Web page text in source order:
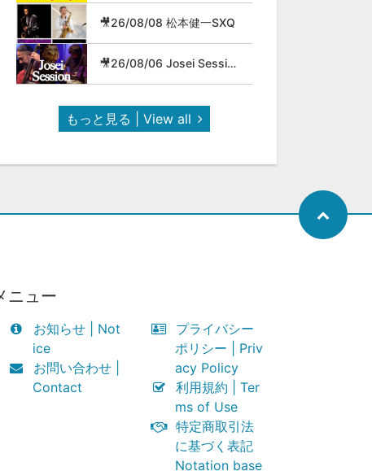
🎥26/08/08 松本健一SXQ
🎥26/08/06 Josei Session
もっと見る | View all
ニュー
お知らせ | Not
ice
お問い合わせ |
Contact
プライバシー
ポリシー | Priv
acy Policy
利用規約 | Ter
ms of Use
特定商取引法
に基づく表記
Notation base